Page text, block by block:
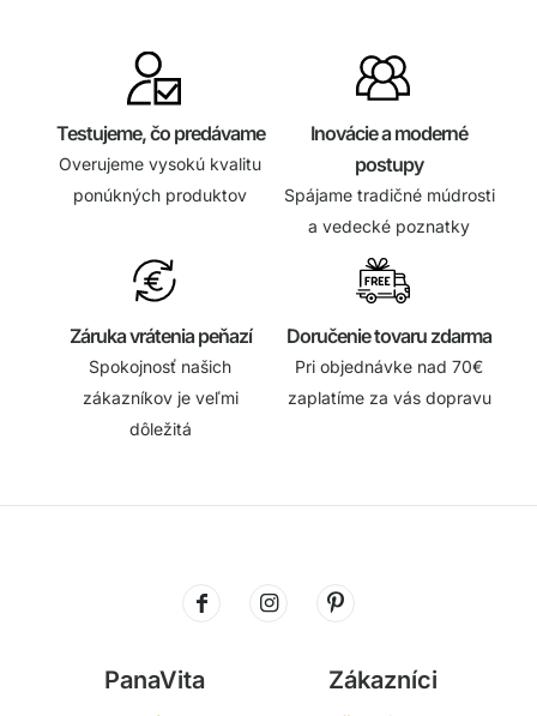
Testujeme, čo predávame
Overujeme vysokú kvalitu
ponúkných produktov
Inovácie a moderné
postupy
Spájame tradičné múdrosti
a vedecké poznatky
Záruka vrátenia peňazí
Spokojnosť našich
zákazníkov je veľmi
dôležitá
Doručenie tovaru zdarma
Pri objednávke nad 70€
zaplatíme za vás dopravu
PanaVita Zákazníci